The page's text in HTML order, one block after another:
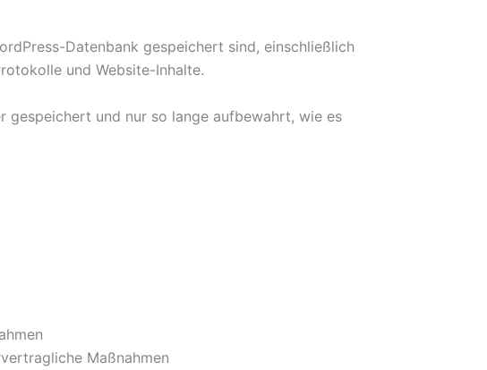
Datenbank gespeichert sind, einschließlich
und Website-Inhalte.
gespeichert und nur so lange aufbewahrt, wie es
Maßnahmen